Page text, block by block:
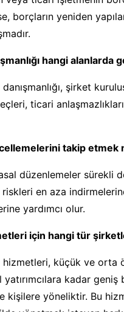
borçların yeniden
hangi alanlarda
şirket
ticari
takip etmek
düzenlemeler sürekli
en aza
yardımcı olur.
için hangi tür
küçük ve orta
kadar
kişilere yöneliktir. Bu